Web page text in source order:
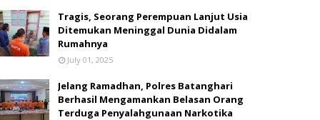
Tragis, Seorang Perempuan Lanjut Usia
Ditemukan Meninggal Dunia Didalam
Rumahnya
July 01, 2025
Jelang Ramadhan, Polres Batanghari
Berhasil Mengamankan Belasan Orang
Terduga Penyalahgunaan Narkotika